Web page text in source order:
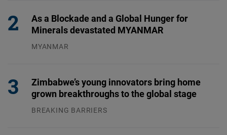
As a Blockade and a Global Hunger for
Minerals devastated MYANMAR
MYANMAR
Zimbabwe’s young innovators bring home
grown breakthroughs to the global stage
BREAKING BARRIERS